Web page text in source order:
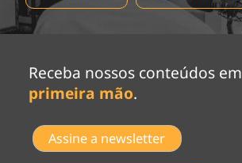
Receba nossos conteúdos em
primeira mão.
Assine a newsletter